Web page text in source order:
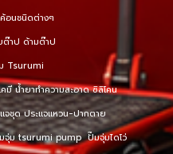
ค้อนชนิดต่างๆ
าป ด้ามต๊าป
Tsurumi
คมี น้ำยาทำความสะอาด ซิลิโคน
จชุด ประแจแหวน-ปากตาย
จุ่ม tsurumi pump ปั๊มจุ่มไดโว่